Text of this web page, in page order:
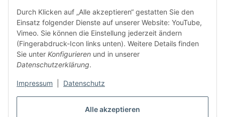
Alle akzeptieren
Durch Klicken auf „Alle akzeptieren“ gestatten Sie den
Einsatz folgender Dienste auf unserer Website: YouTube,
Vimeo. Sie können die Einstellung jederzeit ändern
(Fingerabdruck-Icon links unten). Weitere Details finden
Sie unter Konfigurieren und in unserer
Datenschutzerklärung.
Impressum Datenschutz